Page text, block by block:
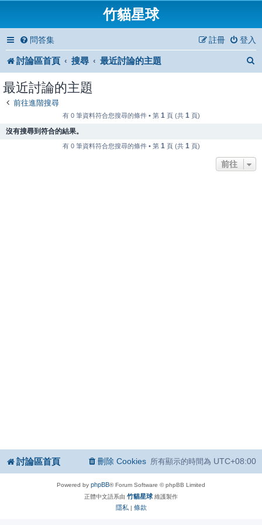
竹貓星球
問答集 登入
註冊
討論區首頁 搜尋 最近討論的主題
最近討論的主題
前往進階搜尋
有 0 筆資料符合您搜尋的條件 • 第 1 頁 (共 1 頁)
沒有搜尋到符合的結果。
有 0 筆資料符合您搜尋的條件 • 第 1 頁 (共 1 頁)
前往
討論區首頁 所有顯示的時間為 UTC+08:00
刪除 Cookies
Powered by phpBB® Forum Software © phpBB Limited
正體中文語系由 竹貓星球 維護製作
隱私 | 條款